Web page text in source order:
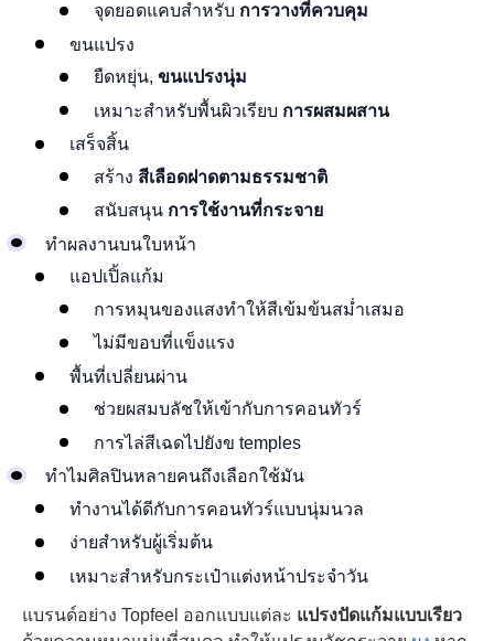
จุดยอดแคบสำหรับ การวางที่ควบคุม
ขนแปรง
ยืดหยุ่น, ขนแปรงนุ่ม
เหมาะสำหรับพื้นผิวเรียบ การผสมผสาน
เสร็จสิ้น
สร้าง สีเลือดฝาดตามธรรมชาติ
สนับสนุน การใช้งานที่กระจาย
ทำผลงานบนใบหน้า
แอปเปิ้ลแก้ม
การหมุนของแสงทำให้สีเข้มข้นสม่ำเสมอ
ไม่มีขอบที่แข็งแรง
พื้นที่เปลี่ยนผ่าน
ช่วยผสมบลัชให้เข้ากับการคอนทัวร์
การไล่สีเฉดไปยังข temples
ทำไมศิลปินหลายคนถึงเลือกใช้มัน
ทำงานได้ดีกับการคอนทัวร์แบบนุ่มนวล
ง่ายสำหรับผู้เริ่มต้น
เหมาะสำหรับกระเป๋าแต่งหน้าประจำวัน
แบรนด์อย่าง Topfeel ออกแบบแต่ละ แปรงปัดแก้มแบบเรียว